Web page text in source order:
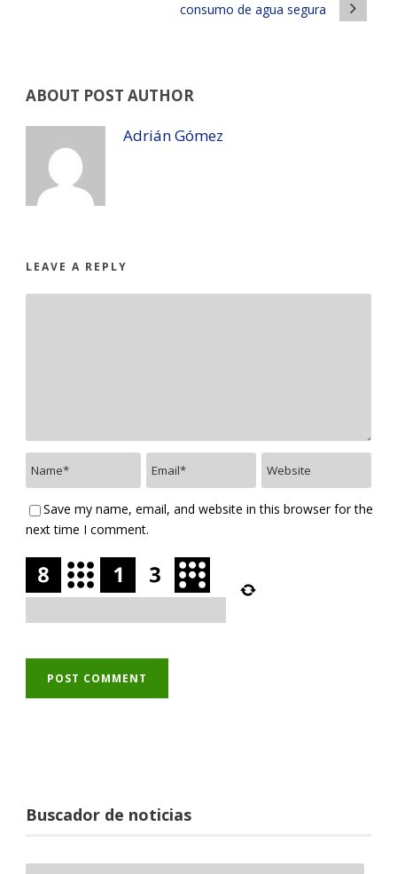
consumo de agua segura
ABOUT POST AUTHOR
Adrián Gómez
LEAVE A REPLY
Save my name, email, and website in this browser for the
next time I comment.
Buscador de noticias